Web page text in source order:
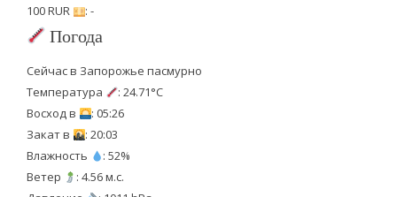
100 RUR
: -
Погода
Сейчас в Запорожье пасмурно
Температура
: 24.71°C
Восход в
: 05:26
Закат в
: 20:03
Влажность
: 52%
Ветер
: 4.56 м.с.